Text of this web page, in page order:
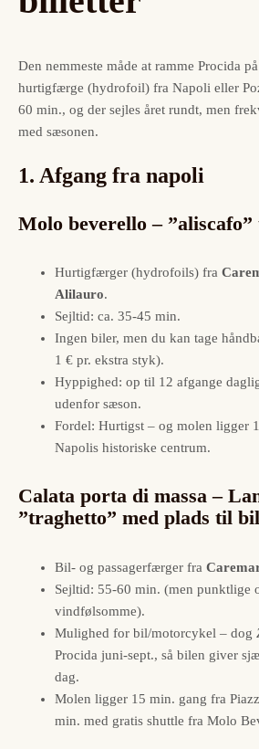
Den nemmeste måde at ramme Procida
hurtigfærge (hydrofoil) fra Napoli eller
60 min., og der sejles året rundt, men
med sæsonen.
1. Afgang fra napoli
Molo beverello –
Hurtigfærger (hydrofoils) fra
Alilauro.
Sejltid: ca. 35-45 min.
Ingen biler, men du kan tage
1 € pr. ekstra styk).
Hyppighed: op til 12 afgange
udenfor sæson.
Fordel: Hurtigst – og molen ligger
Napolis historiske centrum.
Calata porta di massa –
”traghetto” med plads til
Bil- og passagerfærger fra
Sejltid: 55-60 min. (men punktlige
vindfølsomme).
Mulighed for bil/motorcykel – dog
Procida juni-sept., så bilen giver
dag.
Molen ligger 15 min. gang fra
min. med gratis shuttle fra Molo